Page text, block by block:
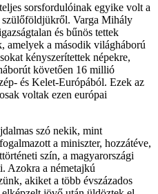
sorsfordulóinak egyike volt a
szülőföldjükről. Varga Mihály
és bűnös tettek
amelyek a második világháború
kényszerítettek népekre,
követően 16 millió
és Kelet-Európából. Ezek az
voltak ezen európai
szó nekik, mint
a miniszter, hozzátéve,
szín, a magyarországi
Azokra a németajkú
akiket a több évszázados